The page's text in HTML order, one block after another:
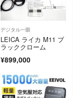
デジタル一眼
LEICA ライカ M11 ブ
ラッククローム
¥899,000